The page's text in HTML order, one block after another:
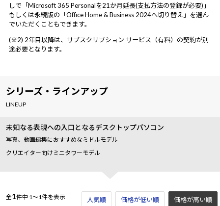
しで「Microsoft 365 Personalを21か月延長(支払方法の登録が必要)」
もしくは永続版の「Office Home & Business 2024へ切り替え」を選ん
でいただくこともできます。
(※2) 2年目以降は、サブスクリプション サービス（有料）の契約が別
途必要となります。
シリーズ・ラインアップ
LINEUP
未知なる表現への入口となるデスクトップパソコン
写真、動画編集におすすめなミドルモデル
クリエイター向けミニタワーモデル
全1件中 1～1件を表示 人気順 価格が低い順 価格が高い順